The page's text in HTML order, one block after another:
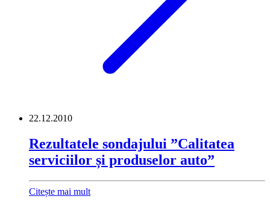
22.12.2010
Rezultatele sondajului ”Calitatea
serviciilor și produselor auto”
Citește mai mult